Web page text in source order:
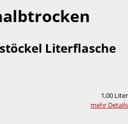
Literflasche
1,00 Liter
mehr Details